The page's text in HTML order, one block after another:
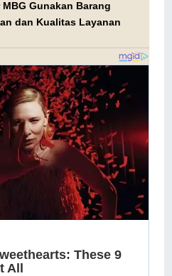
Gunakan Barang
dan Kualitas Layanan